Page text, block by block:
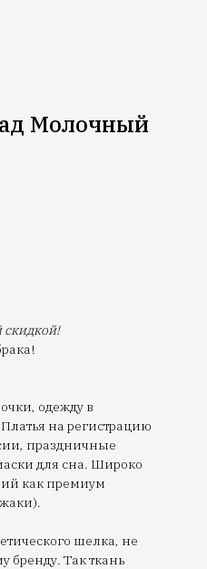
Молочный
скидкой!
одежду в
на регистрацию
праздничные
для сна. Широко
как премиум
шелка, не
бренду. Так ткань